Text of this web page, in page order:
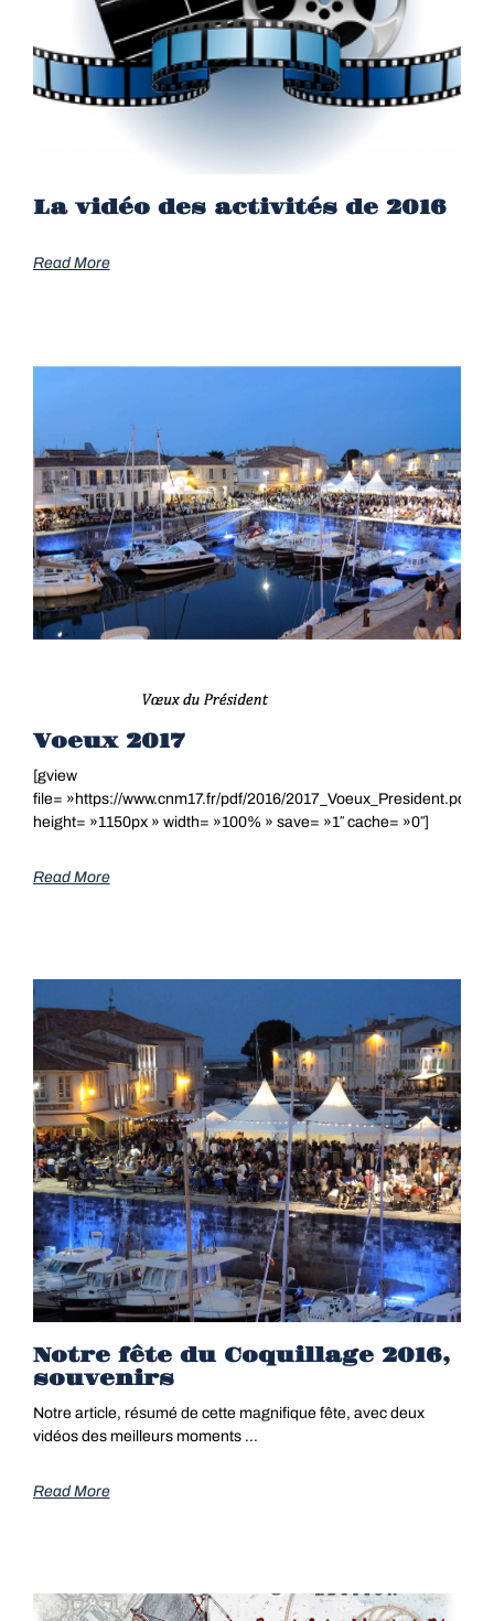
La vidéo des activités de 2016
Read More
Voeux 2017
[gview
file= »https://www.cnm17.fr/pdf/2016/2017_Voeux_President.pdf »
height= »1150px » width= »100% » save= »1″ cache= »0″]
Read More
Notre fête du Coquillage 2016,
souvenirs
Notre article, résumé de cette magnifique fête, avec deux
vidéos des meilleurs moments …
Read More